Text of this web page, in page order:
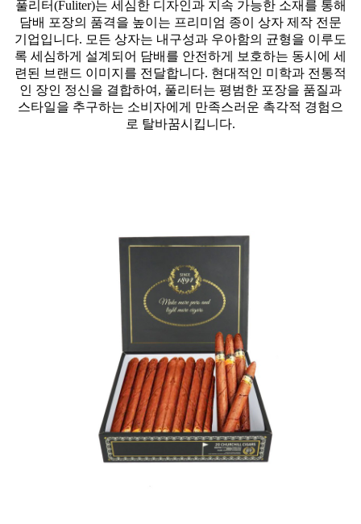
풀리터(Fuliter)는 세심한 디자인과 지속 가능한 소재를 통해
담배 포장의 품격을 높이는 프리미엄 종이 상자 제작 전문
기업입니다. 모든 상자는 내구성과 우아함의 균형을 이루도
록 세심하게 설계되어 담배를 안전하게 보호하는 동시에 세
련된 브랜드 이미지를 전달합니다. 현대적인 미학과 전통적
인 장인 정신을 결합하여, 풀리터는 평범한 포장을 품질과
스타일을 추구하는 소비자에게 만족스러운 촉각적 경험으
로 탈바꿈시킵니다.